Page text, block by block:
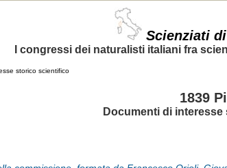
Scienziati
I congressi dei naturalisti italiani fra
storico scientifico
1839
Documenti di